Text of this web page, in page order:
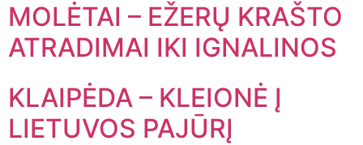
MOLĖTAI – EŽERŲ KRAŠTO
ATRADIMAI IKI IGNALINOS
KLAIPĖDA – KLEIONĖ Į
LIETUVOS PAJŪRĮ